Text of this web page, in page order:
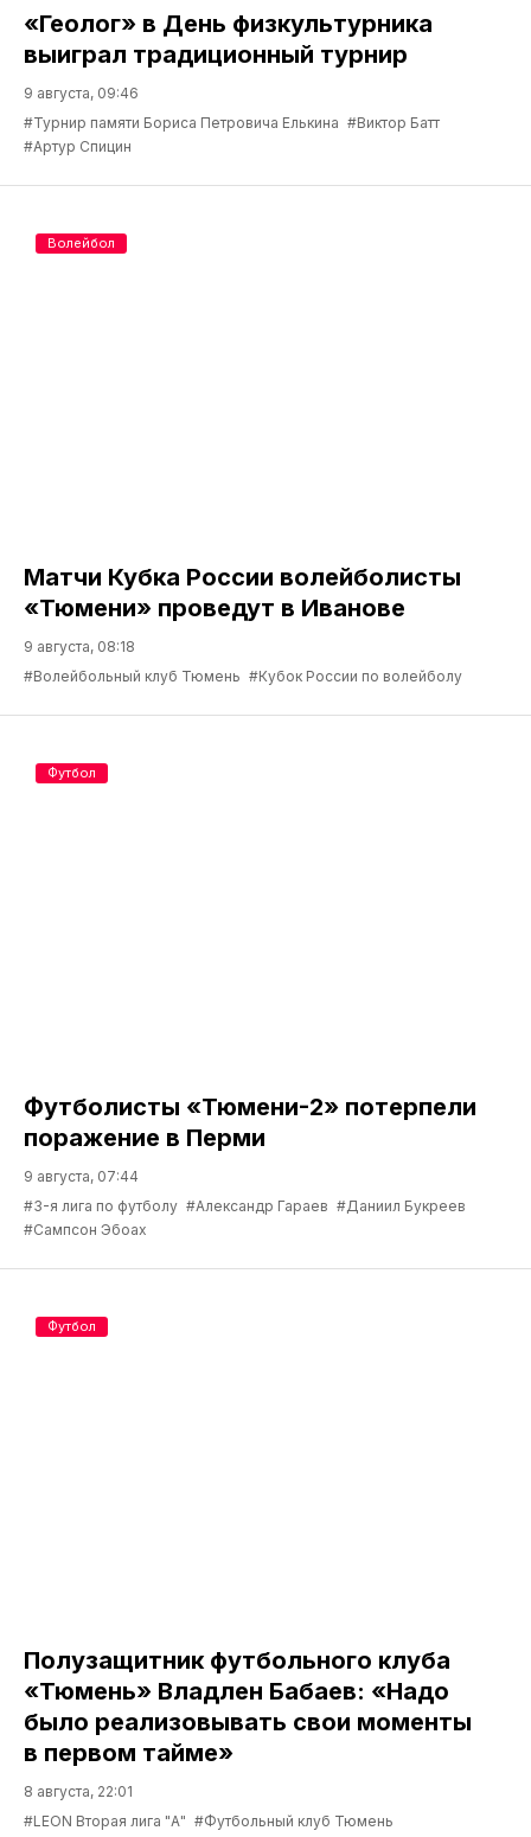
«Геолог» в День физкультурника
выиграл традиционный турнир
9 августа, 09:46
#Турнир памяти Бориса Петровича Елькина #Виктор Батт
#Артур Спицин
Матчи Кубка России волейболисты
«Тюмени» проведут в Иванове
9 августа, 08:18
#Волейбольный клуб Тюмень #Кубок России по волейболу
Волейбол
Футболисты «Тюмени-2» потерпели
поражение в Перми
9 августа, 07:44
#3-я лига по футболу #Александр Гараев #Даниил Букреев
#Сампсон Эбоах
Футбол
Полузащитник футбольного клуба
«Тюмень» Владлен Бабаев: «Надо
было реализовывать свои моменты
в первом тайме»
8 августа, 22:01
#LEON Вторая лига "А" #Футбольный клуб Тюмень
Футбол